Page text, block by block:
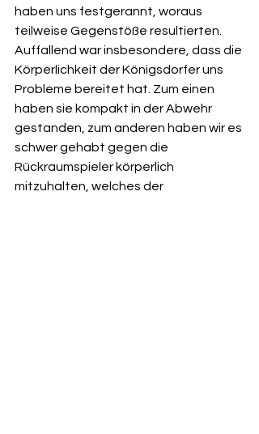
haben uns festgerannt, woraus
teilweise Gegenstöße resultierten.
Auffallend war insbesondere, dass die
Körperlichkeit der Königsdorfer uns
Probleme bereitet hat. Zum einen
haben sie kompakt in der Abwehr
gestanden, zum anderen haben wir es
schwer gehabt gegen die
Rückraumspieler körperlich
mitzuhalten, welches der